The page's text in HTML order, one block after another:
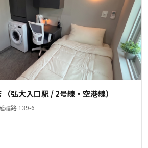
弘大入口駅 / 2号線・空港線）
禧路 139-6